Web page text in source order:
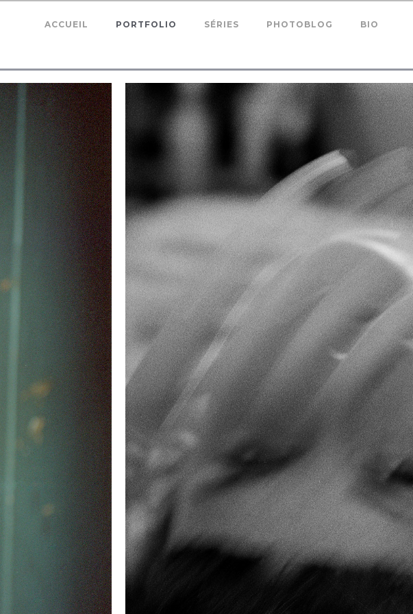
ACCUEIL PORTFOLIO SÉRIES PHOTOBLOG BIO